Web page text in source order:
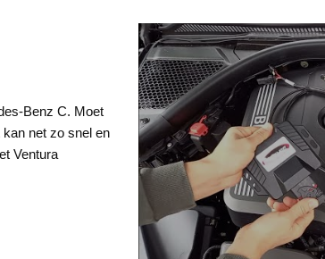
Benz C. Moet
net zo snel en
Ventura